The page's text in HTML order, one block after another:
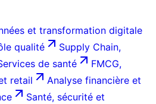
et transformation digitale
qualité
Supply Chain,
de santé
FMCG,
retail
Analyse financière et
Santé, sécurité et